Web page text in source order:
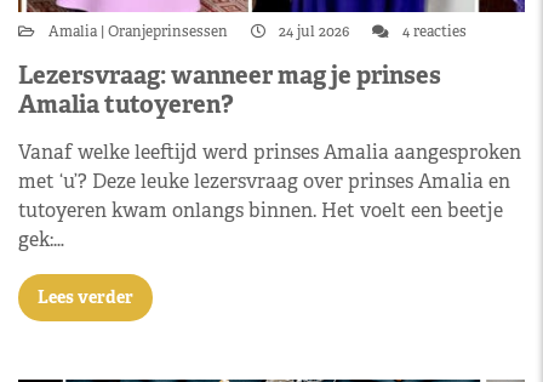
Amalia Oranjeprinsessen 24 jul 2026 4 reacties
Lezersvraag: wanneer mag je prinses
Amalia tutoyeren?
Vanaf welke leeftijd werd prinses Amalia aangesproken
met ‘u’? Deze leuke lezersvraag over prinses Amalia en
tutoyeren kwam onlangs binnen. Het voelt een beetje
gek:…
Lees verder